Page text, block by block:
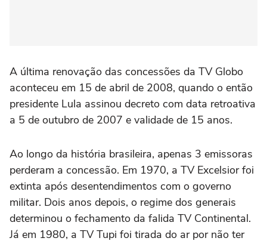
A última renovação das concessões da TV Globo
aconteceu em 15 de abril de 2008, quando o então
presidente Lula assinou decreto com data retroativa
a 5 de outubro de 2007 e validade de 15 anos.
Ao longo da história brasileira, apenas 3 emissoras
perderam a concessão. Em 1970, a TV Excelsior foi
extinta após desentendimentos com o governo
militar. Dois anos depois, o regime dos generais
determinou o fechamento da falida TV Continental.
Já em 1980, a TV Tupi foi tirada do ar por não ter